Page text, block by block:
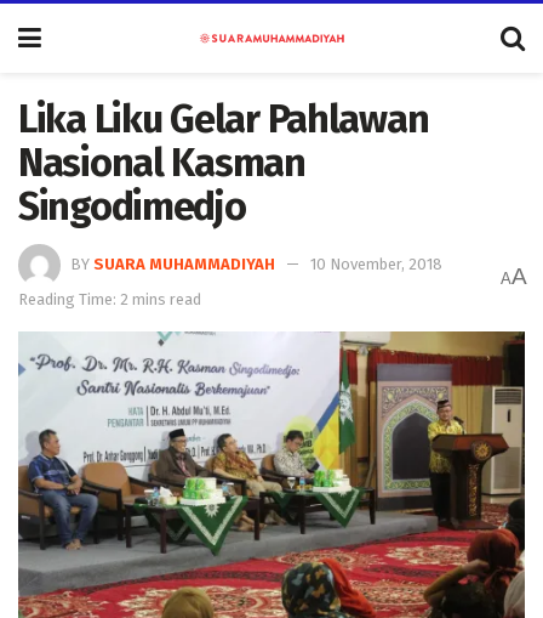
Lika Liku Gelar Pahlawan
Nasional Kasman
Singodimedjo
BY SUARA MUHAMMADIYAH
10 November, 2018
Reading Time: 2 mins read
AA